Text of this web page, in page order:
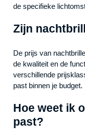
de specifieke
Zijn
De prijs van
de kwaliteit en de
verschillende
past binnen je budget.
Hoe weet ik
past?